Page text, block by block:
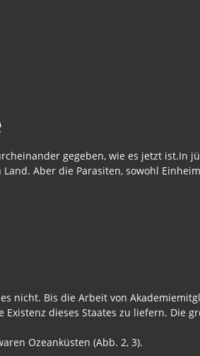
gegeben, wie es jetzt ist.In
Aber die Parasiten, sowohl
nicht. Bis die Arbeit von
dieses Staates zu liefern. Die
Ozeanküsten (Abb. 2, 3).